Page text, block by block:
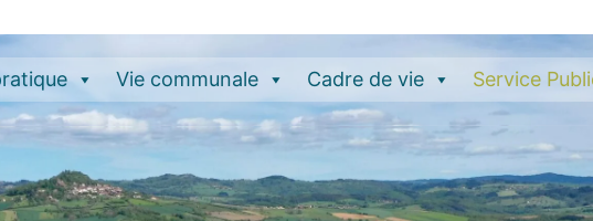
Vie communale Cadre de vie Service